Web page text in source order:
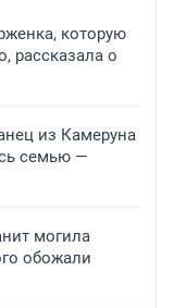
которую
рассказала о
из Камеруна
семью —
могила
обожали